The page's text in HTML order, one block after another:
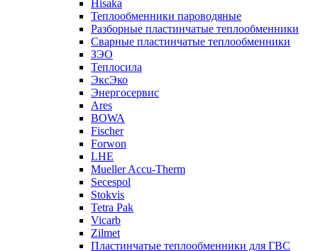
Hisaka
Теплообменники пароводяные
Разборные пластинчатые теплообменники
Сварные пластинчатые теплообменники
ЗЭО
Теплосила
ЭксЭко
Энергосервис
Ares
BOWA
Fischer
Forwon
LHE
Mueller Accu-Therm
Secespol
Stokvis
Tetra Pak
Vicarb
Zilmet
Пластинчатые теплообменники для ГВС